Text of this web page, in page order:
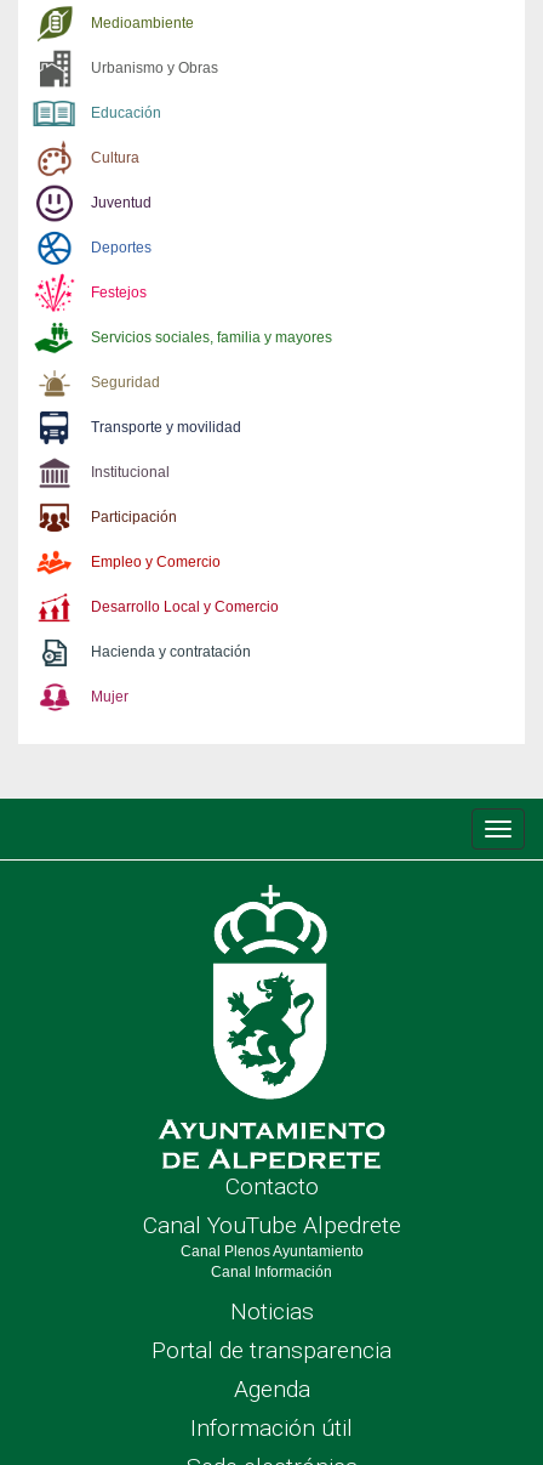
Medioambiente
Urbanismo y Obras
Educación
Cultura
Juventud
Deportes
Festejos
Servicios sociales, familia y mayores
Seguridad
Transporte y movilidad
Institucional
Participación
Empleo y Comercio
Desarrollo Local y Comercio
Hacienda y contratación
Mujer
de
Contacto
Canal YouTube Alpedrete
Canal Plenos Ayuntamiento
Canal Información
Noticias
Portal de transparencia
Agenda
Información útil